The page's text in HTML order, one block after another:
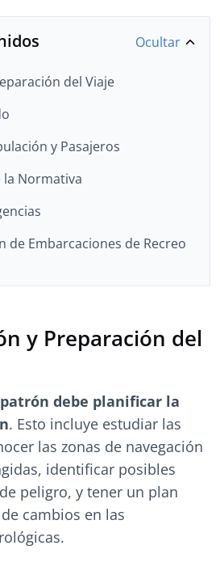
Ocultar
del Viaje
y Pasajeros
Normativa
de Embarcaciones de Recreo
y Preparación del
debe planificar la
. Esto incluye estudiar las
las zonas de navegación
identificar posibles
peligro, y tener un plan
cambios en las